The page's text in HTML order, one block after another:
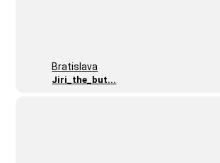
Bratislava
Jiri_the_but...